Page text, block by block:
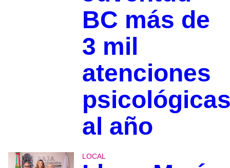
BC más de
3 mil
atenciones
al año
LOCAL